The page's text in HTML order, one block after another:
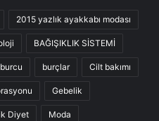
2015 yazlık ayakkabı modası
BAĞIŞIKLIK SİSTEMİ
burçlar Cilt bakımı
Gebelik
Diyet Moda